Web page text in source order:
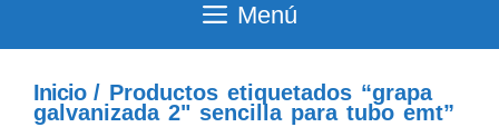
Menú
Inicio/ Productos etiquetados “grapa
galvanizada 2" sencilla para tubo emt”